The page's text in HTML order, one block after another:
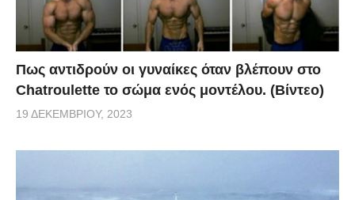
Πως αντιδρούν οι γυναίκες όταν βλέπουν στο
Chatroulette το σώμα ενός μοντέλου. (Βίντεο)
19 ΔΕΚΕΜΒΡΊΟΥ, 2023